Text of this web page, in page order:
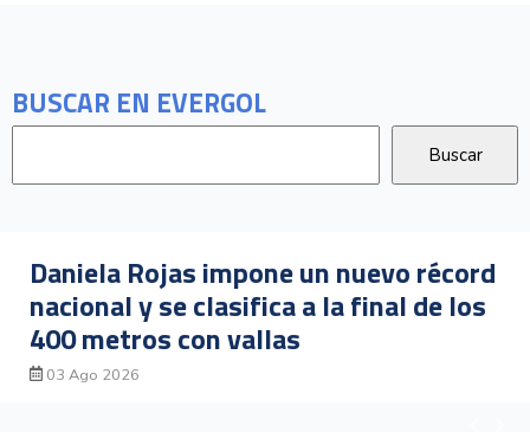
BUSCAR EN EVERGOL
récord
final de los
Gerald Drummond
los 400 metros con
su heat clasificatorio